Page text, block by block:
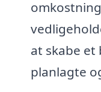
at skabe
planlagte